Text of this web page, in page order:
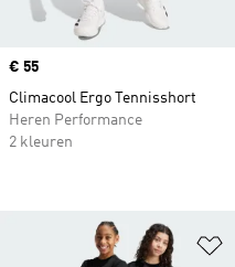
Price
€ 55
Climacool Ergo Tennisshort
Heren Performance
2 kleuren